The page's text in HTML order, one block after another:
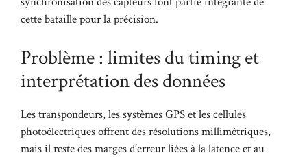
cette bataille pour la précision.
Problème : limites du timing et
interprétation des données
Les transpondeurs, les systèmes GPS et les cellules
photoélectriques offrent des résolutions millimétriques,
mais il reste des marges d’erreur liées à la latence et au